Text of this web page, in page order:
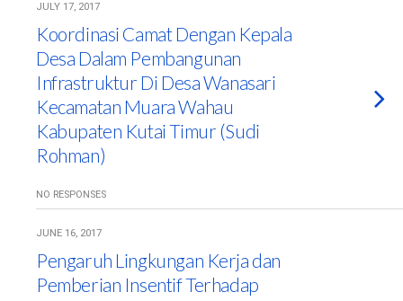
JULY 17, 2017
Koordinasi Camat Dengan Kepala
Desa Dalam Pembangunan
Infrastruktur Di Desa Wanasari
Kecamatan Muara Wahau
Kabupaten Kutai Timur (Sudi
Rohman)
NO RESPONSES
JUNE 16, 2017
Pengaruh Lingkungan Kerja dan
Pemberian Insentif Terhadap